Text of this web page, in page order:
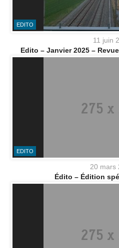
EDITO
11 juin
Edito – Janvier 2025 –
EDITO
20 mars
Édito – Édition